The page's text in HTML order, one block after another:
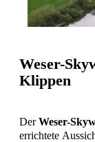
Weser-
Klippen
DerWeser-
errichtete